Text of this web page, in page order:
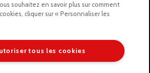
Arts
souhaitez en savoir plus sur comment
cliquer sur « Personnaliser les
tous les cookies